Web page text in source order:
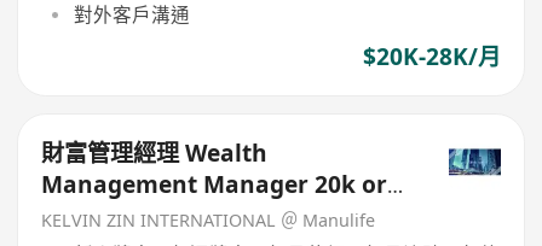
對外客戶溝通
$20K-28K/月
財富管理經理 Wealth
Management Manager 20k or
above
KELVIN ZIN INTERNATIONAL ＠ Manulife